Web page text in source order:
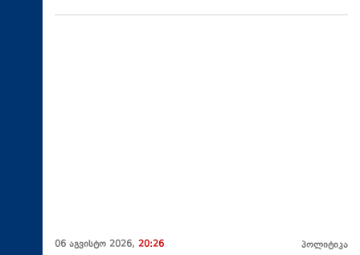
06 აგვისტო 2026, 20:26 პოლიტიკა